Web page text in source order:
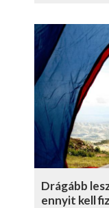
Drágább
ennyit kell